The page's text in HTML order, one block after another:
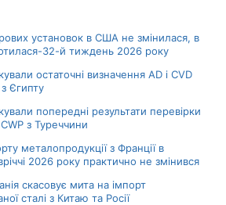
установок в США не змінилася, в
32-й тиждень 2026 року
остаточні визначення AD і CVD
Єгипту
попередні результати перевірки
з Туреччини
металопродукції з Франції в
2026 року практично не змінився
скасовує мита на імпорт
сталі з Китаю та Росії